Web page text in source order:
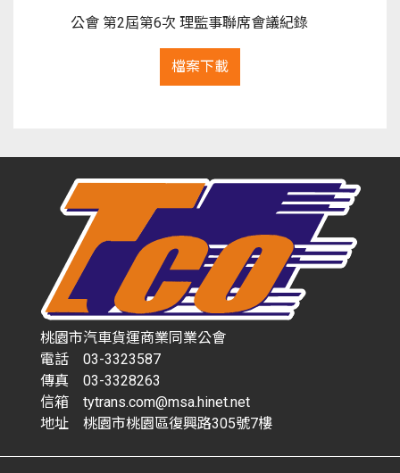
公會 第2屆第6次 理監事聯席會議紀錄
檔案下載
桃園市汽車貨運商業同業公會
電話 03-3323587
傳真 03-3328263
信箱 tytrans.com@msa.hinet.net
地址 桃園市桃園區復興路305號7樓